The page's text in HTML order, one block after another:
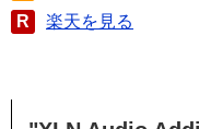
R
楽天を見る